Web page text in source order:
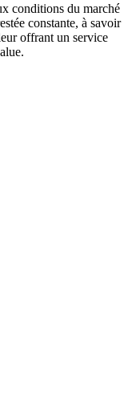
conditions du marché
constante, à savoir
offrant un service